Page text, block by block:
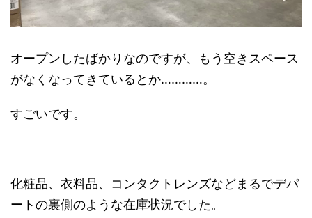
オープンしたばかりなのですが、もう空きスペース
がなくなってきているとか…………。
すごいです。
化粧品、衣料品、コンタクトレンズなどまるでデパ
ートの裏側のような在庫状況でした。